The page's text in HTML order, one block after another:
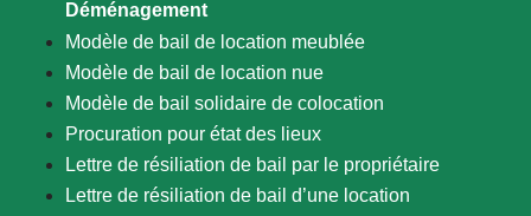
Déménagement
Modèle de bail de location meublée
Modèle de bail de location nue
Modèle de bail solidaire de colocation
Procuration pour état des lieux
Lettre de résiliation de bail par le propriétaire
Lettre de résiliation de bail d’une location